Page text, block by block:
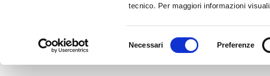
tecnico. Per maggiori informazioni
del
Necessari Preferenze